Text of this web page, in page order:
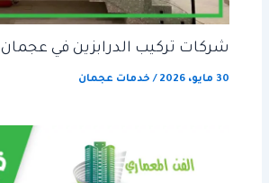
شركات تركيب الدرابزين في عجمان
30 مايو، 2026 / خدمات عجمان